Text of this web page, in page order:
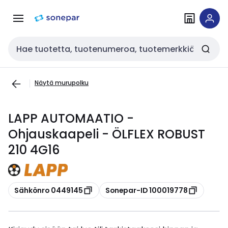
navigointiinsisältöön
Haku
Näytä murupolku
LAPP AUTOMAATIO -
Ohjauskaapeli - ÖLFLEX ROBUST
210 4G16
Kopioi
Sähkönro 0449145 Kopioi
Sonepar-ID 100019778